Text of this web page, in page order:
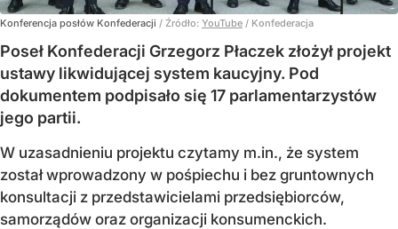
Konferencja posłów Konfederacji / Źródło: YouTube / Konfederacja
Poseł Konfederacji Grzegorz Płaczek złożył projekt
ustawy likwidującej system kaucyjny. Pod
dokumentem podpisało się 17 parlamentarzystów
jego partii.
W uzasadnieniu projektu czytamy m.in., że system
został wprowadzony w pośpiechu i bez gruntownych
konsultacji z przedstawicielami przedsiębiorców,
samorządów oraz organizacji konsumenckich.